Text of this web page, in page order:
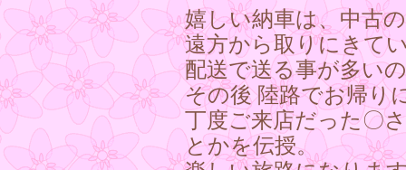
嬉しい納車は、中古
遠方から取りにきて
配送で送る事が多い
その後 陸路でお帰り
丁度ご来店だった〇
とかを伝授。